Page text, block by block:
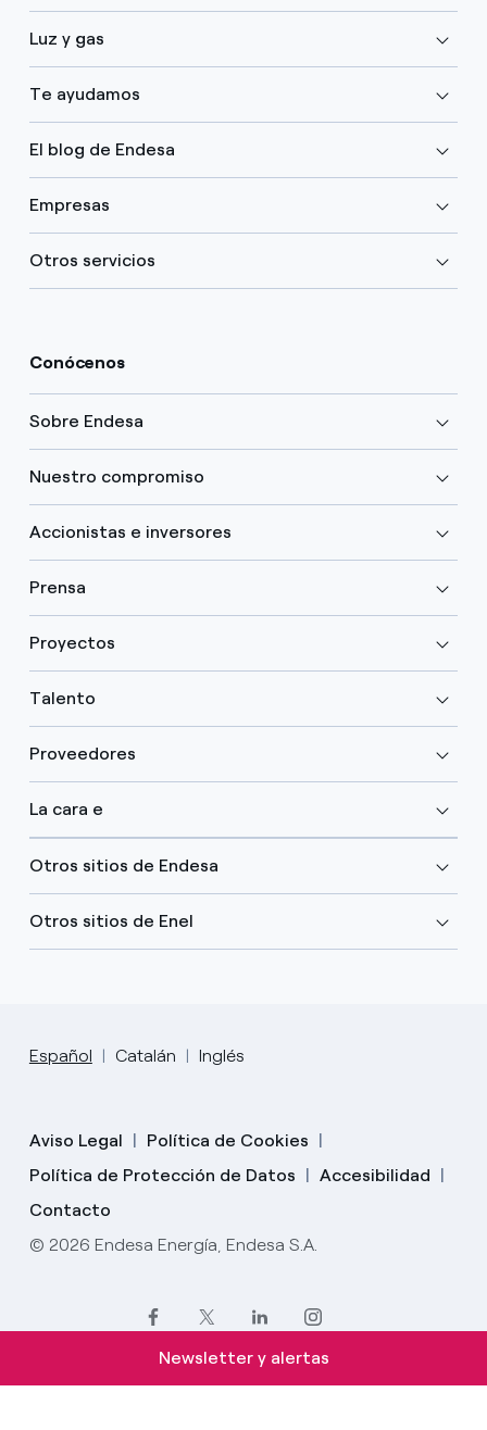
Luz y gas
Te ayudamos
El blog de Endesa
Empresas
Otros servicios
Conócenos
Sobre Endesa
Nuestro compromiso
Accionistas e inversores
Prensa
Proyectos
Talento
Proveedores
La cara e
Otros sitios de Endesa
Otros sitios de Enel
Español Catalán Inglés
Aviso Legal
Política de Cookies
Política de Protección de Datos
Accesibilidad
Contacto
© 2026 Endesa Energía, Endesa S.A.
Newsletter y alertas